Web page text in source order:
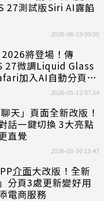
27測試版Siri AI露餡
2026-06-19 09:00
2026將登場！傳
27微調Liquid Glass
加入AI自動分頁整
2026-05-12 07:34
天」頁面全新改版！
話一鍵切換 3大亮點
直覺
2026-03-30 15:47
介面大改版！全新
分頁3處更新變好用
電商服務